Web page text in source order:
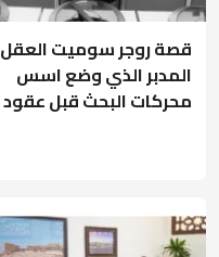
قصة روجر سوميت العقل
المدبر الذي وضع اسس
محركات البحث قبل عقود